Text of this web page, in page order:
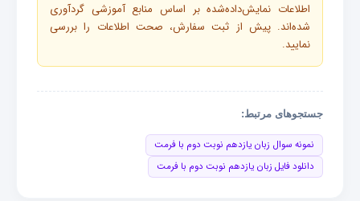
اطلاعات نمایش‌داده‌شده بر اساس منابع آموزشی گردآوری
شده‌اند. پیش از ثبت سفارش، صحت اطلاعات را بررسی
نمایید.
جستجوهای مرتبط:
نمونه سوال زبان یازدهم نوبت دوم با فرمت
دانلود فایل زبان یازدهم نوبت دوم با فرمت